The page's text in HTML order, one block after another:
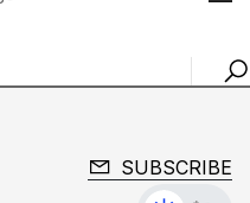
SUBSCRIBE